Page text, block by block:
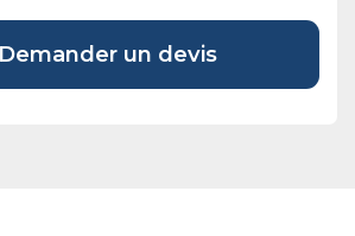
Demander un devis